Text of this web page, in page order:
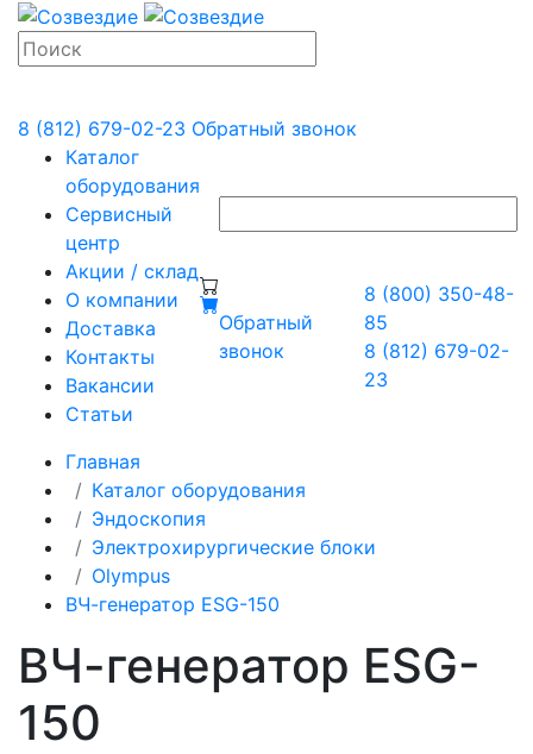
8 (812) 679-02-23 Обратный звонок
Каталог
оборудования
Сервисный
центр
Акции / склад
О компании
Доставка
Контакты
Вакансии
Статьи
Обратный
звонок
8 (800) 350-48-
85
8 (812) 679-02-
23
Главная
Каталог оборудования
Эндоскопия
Электрохирургические блоки
Olympus
ВЧ-генератор ESG-150
ВЧ-генератор ESG-
150